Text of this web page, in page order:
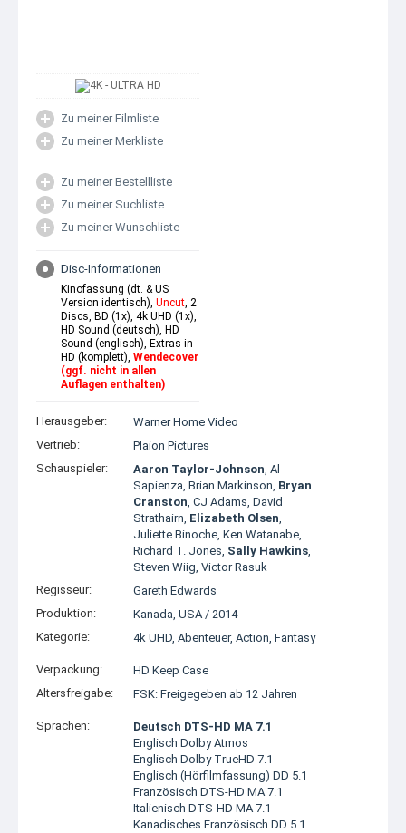
Zu meiner Filmliste
Zu meiner Merkliste
Zu meiner Bestellliste
Zu meiner Suchliste
Zu meiner Wunschliste
Disc-Informationen
Kinofassung (dt. & US
Version identisch), Uncut, 2
Discs, BD (1x), 4k UHD (1x),
HD Sound (deutsch), HD
Sound (englisch), Extras in
HD (komplett), Wendecover
(ggf. nicht in allen
Auflagen enthalten)
Herausgeber:
Warner Home Video
Vertrieb:
Plaion Pictures
Schauspieler:
Aaron Taylor-Johnson, Al
Sapienza, Brian Markinson, Bryan
Cranston, CJ Adams, David
Strathairn, Elizabeth Olsen,
Juliette Binoche, Ken Watanabe,
Richard T. Jones, Sally Hawkins,
Steven Wiig, Victor Rasuk
Regisseur:
Gareth Edwards
Produktion:
Kanada, USA/ 2014
Kategorie:
4k UHD, Abenteuer, Action, Fantasy
Verpackung:
HD Keep Case
Altersfreigabe:
FSK: Freigegeben ab 12 Jahren
Sprachen:
Deutsch DTS-HD MA 7.1
Englisch Dolby Atmos
Englisch Dolby TrueHD 7.1
Englisch (Hörfilmfassung) DD 5.1
Französisch DTS-HD MA 7.1
Italienisch DTS-HD MA 7.1
Kanadisches Französisch DD 5.1